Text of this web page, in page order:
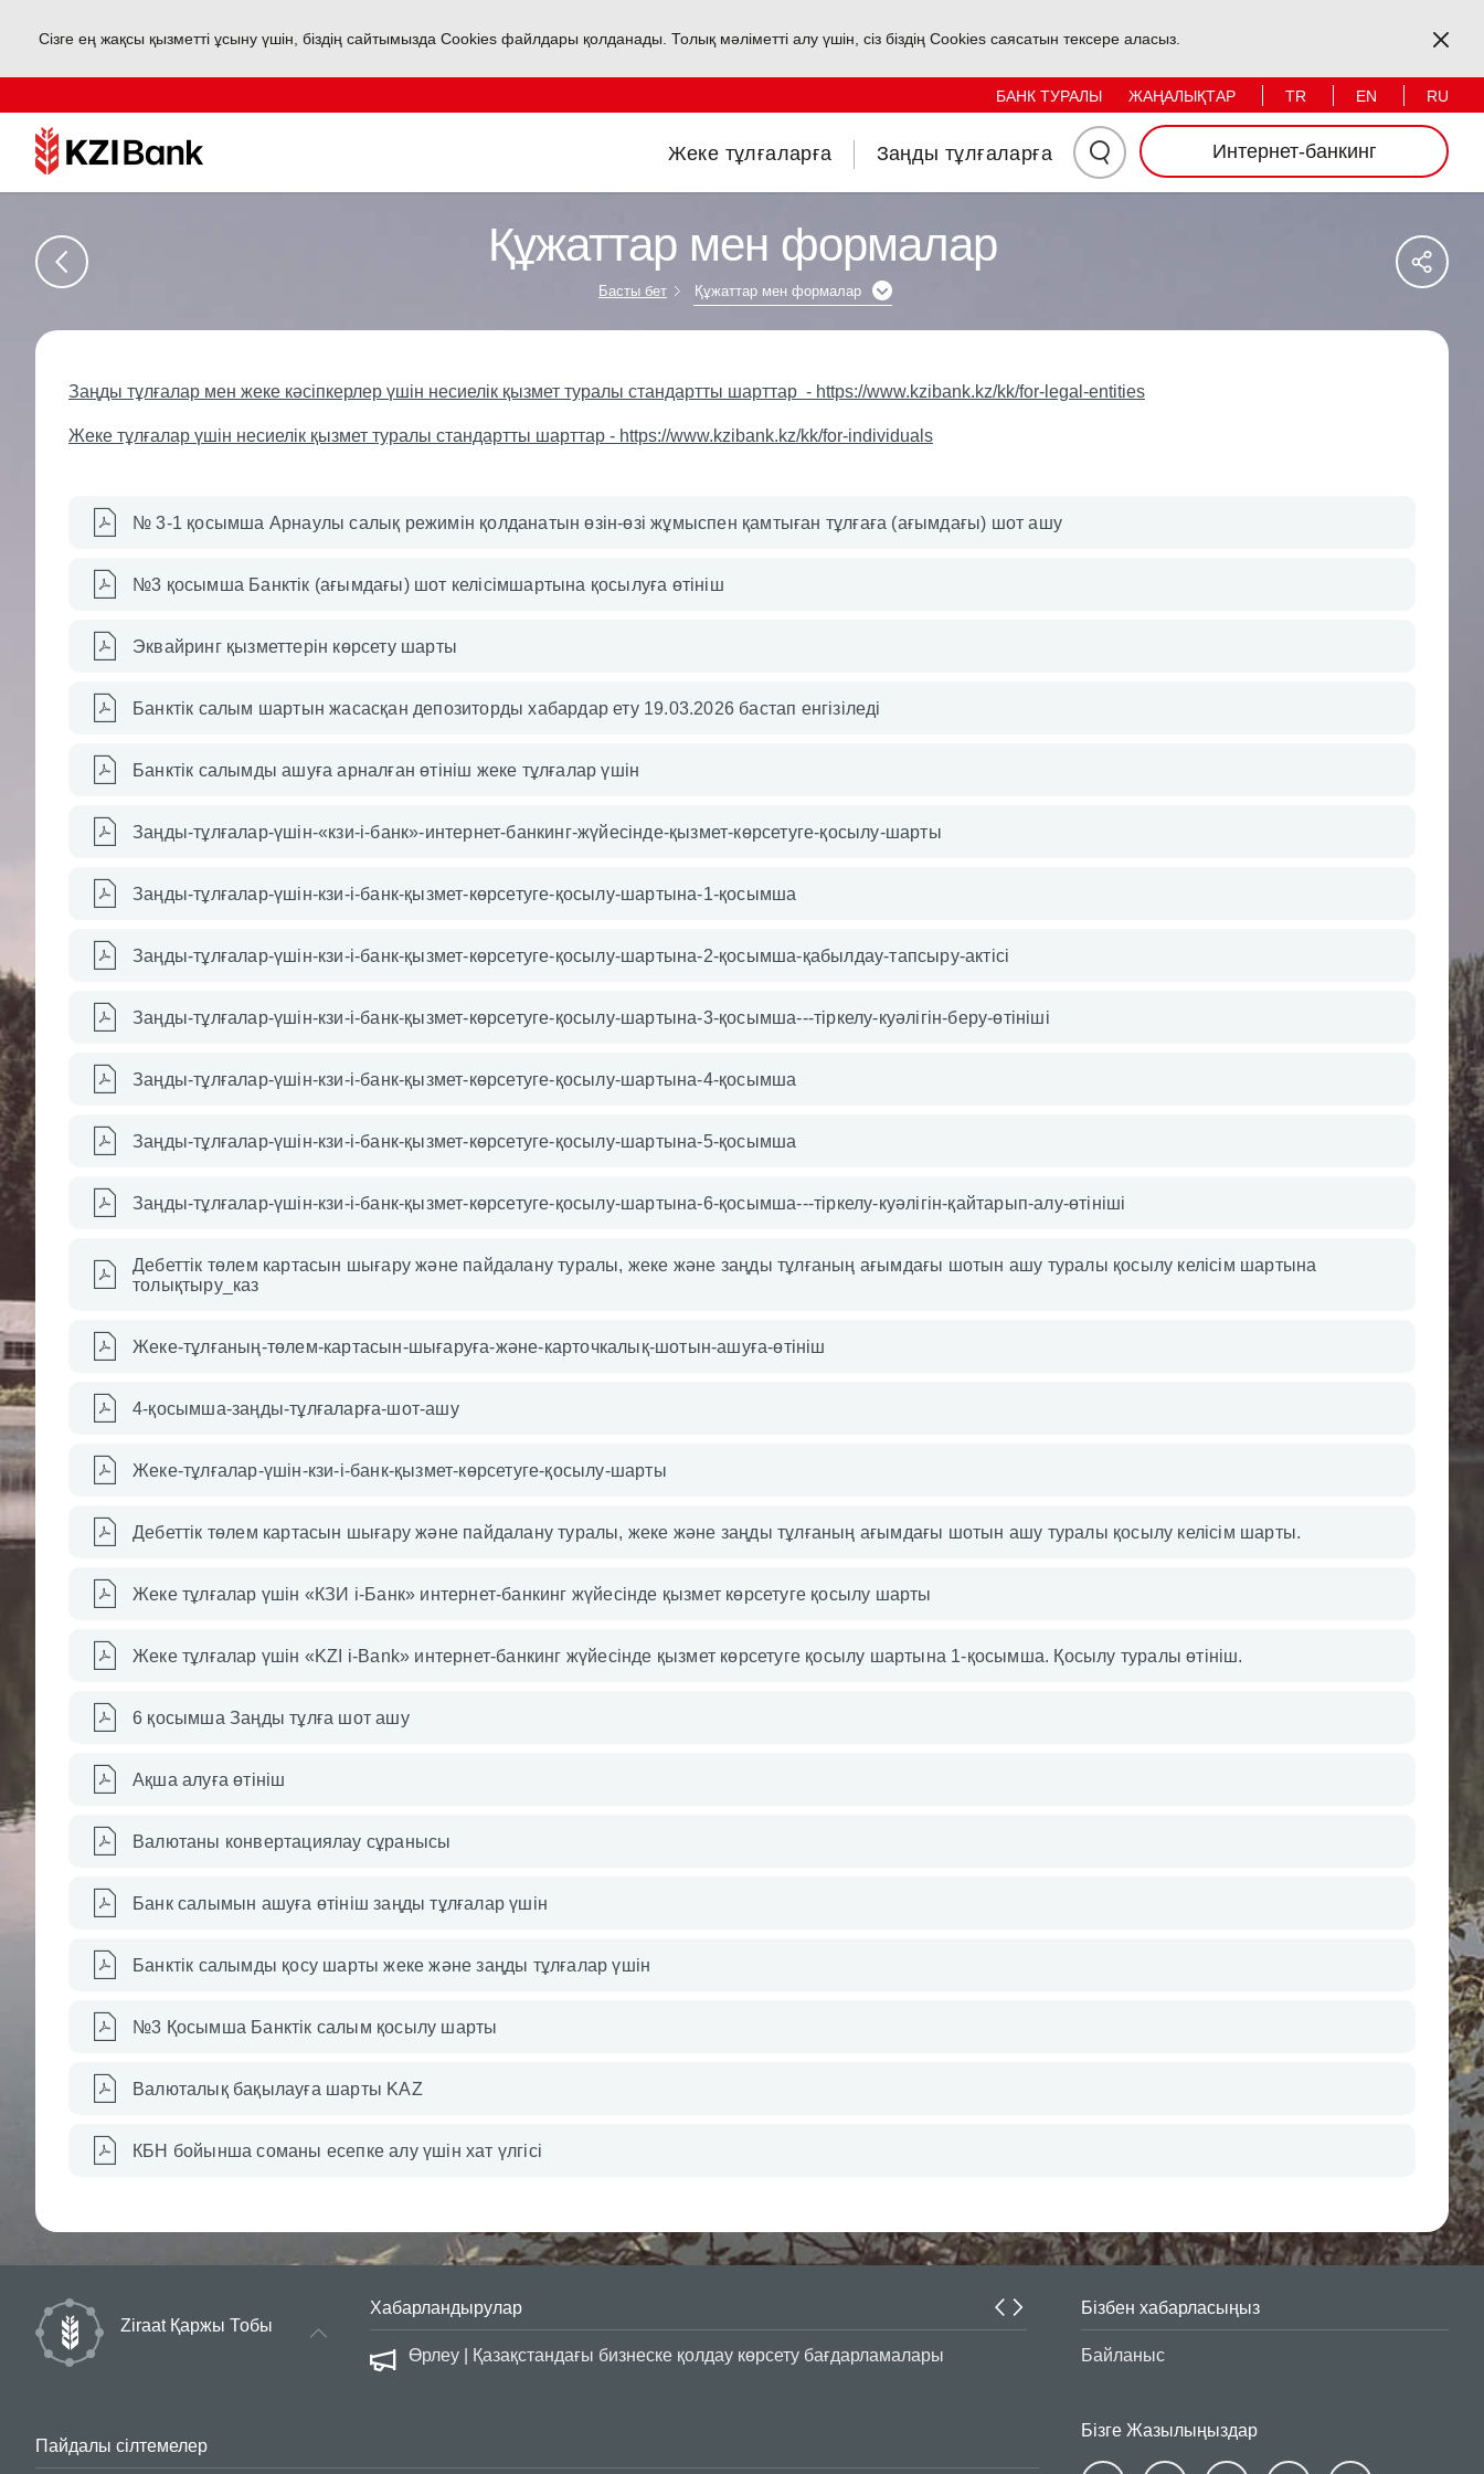
Сізге ең жақсы қызметті ұсыну үшін, біздің сайтымызда Cookies файлдары қолданады. Толық мәліметті алу үшін, сіз біздің Cookies саясатын тексере аласыз.
БАНК ТУРАЛЫ ЖАҢАЛЫҚТАР TR EN RU
Жеке тұлғаларға Заңды тұлғаларға
Іздеу
Үшін
Интернет-банкинг
Жеке тұлғалар
Құжаттар мен формалар
Басты бет Құжаттар мен формалар
Заңды тұлғалар мен жеке кәсіпкерлер үшін несиелік қызмет туралы стандартты шарттар - https://www.kzibank.kz/kk/for-legal-entities
Жеке тұлғалар үшін несиелік қызмет туралы стандартты шарттар - https://www.kzibank.kz/kk/for-individuals
№ 3-1 қосымша Арнаулы салық режимін қолданатын өзін-өзі жұмыспен қамтыған тұлғаға (ағымдағы) шот ашу
№3 қосымша Банктік (ағымдағы) шот келісімшартына қосылуға өтініш
Эквайринг қызметтерін көрсету шарты
Банктік салым шартын жасасқан депозиторды хабардар ету 19.03.2026 бастап енгізіледі
Банктік салымды ашуға арналған өтініш жеке тұлғалар үшін
Заңды-тұлғалар-үшін-«кзи-i-банк»-интернет-банкинг-жүйесінде-қызмет-көрсетуге-қосылу-шарты
Заңды-тұлғалар-үшін-кзи-і-банк-қызмет-көрсетуге-қосылу-шартына-1-қосымша
Заңды-тұлғалар-үшін-кзи-і-банк-қызмет-көрсетуге-қосылу-шартына-2-қосымша-қабылдау-тапсыру-актісі
Заңды-тұлғалар-үшін-кзи-і-банк-қызмет-көрсетуге-қосылу-шартына-3-қосымша---тіркелу-куәлігін-беру-өтініші
Заңды-тұлғалар-үшін-кзи-і-банк-қызмет-көрсетуге-қосылу-шартына-4-қосымша
Заңды-тұлғалар-үшін-кзи-і-банк-қызмет-көрсетуге-қосылу-шартына-5-қосымша
Заңды-тұлғалар-үшін-кзи-і-банк-қызмет-көрсетуге-қосылу-шартына-6-қосымша---тіркелу-куәлігін-қайтарып-алу-өтініші
Дебеттік төлем картасын шығару және пайдалану туралы, жеке және заңды тұлғаның ағымдағы шотын ашу туралы қосылу келісім шартына
толықтыру_каз
Жеке-тұлғаның-төлем-картасын-шығаруға-және-карточкалық-шотын-ашуға-өтініш
4-қосымша-заңды-тұлғаларға-шот-ашу
Жеке-тұлғалар-үшін-кзи-і-банк-қызмет-көрсетуге-қосылу-шарты
Дебеттік төлем картасын шығару және пайдалану туралы, жеке және заңды тұлғаның ағымдағы шотын ашу туралы қосылу келісім шарты.
Жеке тұлғалар үшін «КЗИ i-Банк» интернет-банкинг жүйесінде қызмет көрсетуге қосылу шарты
Жеке тұлғалар үшін «KZI i-Bank» интернет-банкинг жүйесінде қызмет көрсетуге қосылу шартына 1-қосымша. Қосылу туралы өтініш.
6 қосымша Заңды тұлға шот ашу
Ақша алуға өтініш
Валютаны конвертациялау сұранысы
Банк салымын ашуға өтініш заңды тұлғалар үшін
Банктік салымды қосу шарты жеке және заңды тұлғалар үшін
№3 Қосымша Банктік салым қосылу шарты
Валюталық бақылауға шарты KAZ
КБН бойынша соманы есепке алу үшін хат үлгісі
Ziraat Қаржы Тобы
Хабарландырулар
Өрлеу | Қазақстандағы бизнеске қолдау көрсету бағдарламалары Интернет-алаяқтар белсенділігін арттырды
Пайдалы сілтемелер
Бізбен хабарласыңыз
Байланыс
Бізге Жазылыңыздар